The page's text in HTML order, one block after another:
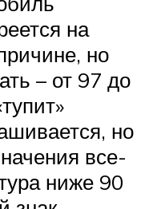
на
но
– от 97 до
но
все-
ниже 90